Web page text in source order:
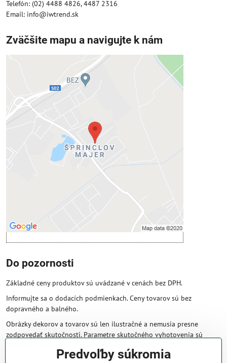
Telefón: (02) 4488 4826, 4487 2316
Email: info@iwtrend.sk
Zväčšite mapu a navigujte k nám
Externý obsah je blokovaný
Prajete si načítať externý obsah?
Povoliť tentokrát
Povoliť a zapamätať - súhlas s druhom
cookie: Funkčné
Otvoriť obsah v novom okne
Do pozornosti
Základné ceny produktov sú uvádzané v cenách bez DPH.
Informujte sa o dodacích podmienkach. Ceny tovarov sú bez
dopravného a balného.
Obrázky dekorov a tovarov sú len ilustračné a nemusia presne
zodpovedať skutočnosti. Parametre skutočného vyhotovenia sú
Predvoľby súkromia